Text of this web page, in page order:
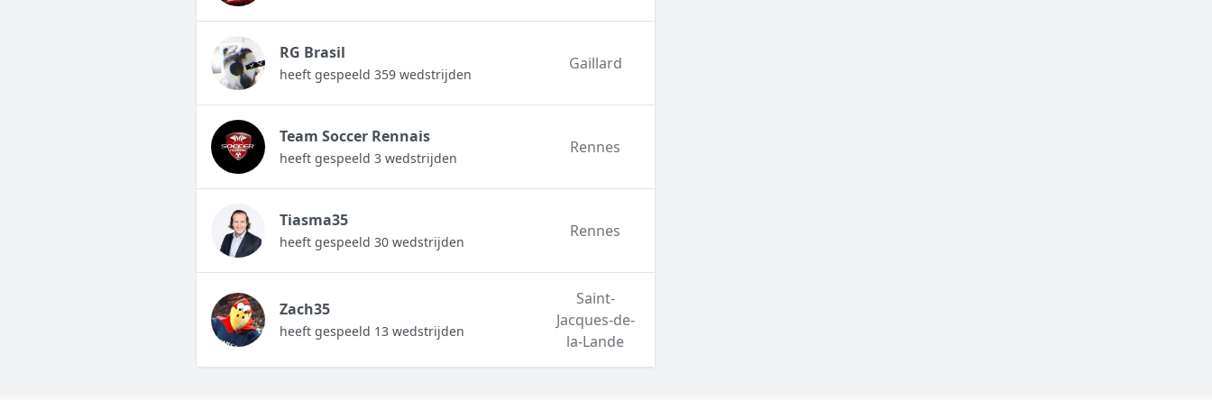
RG Brasil
heeft gespeeld 359 wedstrijden
Gaillard
Team Soccer Rennais
heeft gespeeld 3 wedstrijden
Rennes
Tiasma35
heeft gespeeld 30 wedstrijden
Rennes
Zach35
heeft gespeeld 13 wedstrijden
Saint-
Jacques-de-
la-Lande